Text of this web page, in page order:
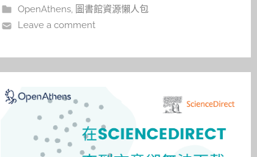
班學生。 為進一步強化校內教職員生使
OpenAthens, 圖書館資源懶人包
Leave a comment